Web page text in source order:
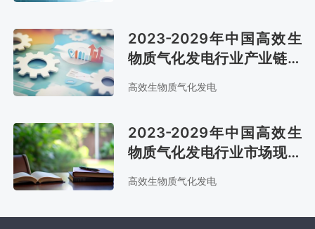
2023-2029年中国高效生
物质气化发电行业产业链全
景研究及市场趋势预测报告
高效生物质气化发电
2023-2029年中国高效生
物质气化发电行业市场现状
分析及市场前景评估报告
高效生物质气化发电